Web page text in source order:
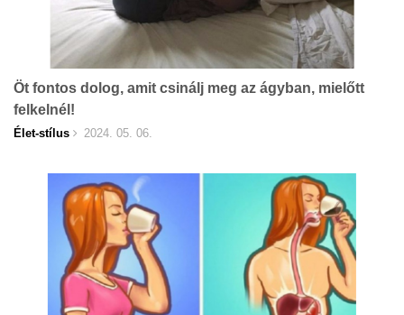
Öt fontos dolog, amit csinálj meg az ágyban, mielőtt
felkelnél!
Élet-stílus 2024. 05. 06.